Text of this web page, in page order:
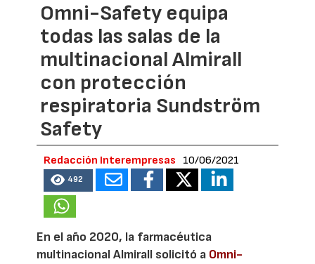
Omni-Safety equipa
todas las salas de la
multinacional Almirall
con protección
respiratoria Sundström
Safety
Redacción Interempresas 10/06/2021
492
En el año 2020, la farmacéutica
multinacional Almirall solicitó a Omni-